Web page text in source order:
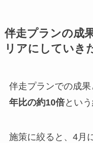
伴走プランの成
リアにしていき
伴走プランでの成
年比の約10倍という
施策に絞ると、4月